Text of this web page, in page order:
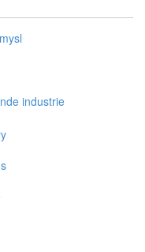
industrie